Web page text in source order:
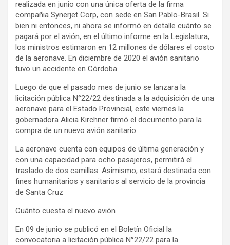
realizada en junio con una única oferta de la firma
compañia Synerjet Corp, con sede en San Pablo-Brasil. Si
bien ni entonces, ni ahora se informó en detalle cuánto se
pagará por el avión, en el último informe en la Legislatura,
los ministros estimaron en 12 millones de dólares el costo
de la aeronave. En diciembre de 2020 el avión sanitario
tuvo un accidente en Córdoba.
Luego de que el pasado mes de junio se lanzara la
licitación pública N°22/22 destinada a la adquisición de una
aeronave para el Estado Provincial, este viernes la
gobernadora Alicia Kirchner firmó el documento para la
compra de un nuevo avión sanitario.
La aeronave cuenta con equipos de última generación y
con una capacidad para ocho pasajeros, permitirá el
traslado de dos camillas. Asimismo, estará destinada con
fines humanitarios y sanitarios al servicio de la provincia
de Santa Cruz
Cuánto cuesta el nuevo avión
En 09 de junio se publicó en el Boletín Oficial la
convocatoria a licitación pública N°22/22 para la